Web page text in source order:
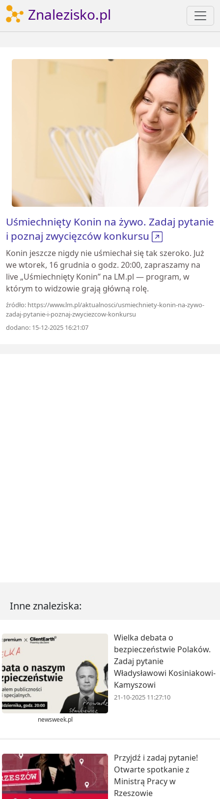
Znalezisko.pl
Uśmiechnięty Konin na żywo. Zadaj pytanie
i poznaj zwycięzców konkursu
Konin jeszcze nigdy nie uśmiechał się tak szeroko. Już
we wtorek, 16 grudnia o godz. 20:00, zapraszamy na
live „Uśmiechnięty Konin” na LM.pl — program, w
którym to widzowie grają główną rolę.
źródło: https://www.lm.pl/aktualnosci/usmiechniety-konin-na-zywo-
zadaj-pytanie-i-poznaj-zwyciezcow-konkursu
dodano: 15-12-2025 16:21:07
Inne znaleziska:
newsweek.pl
Wielka debata o
bezpieczeństwie Polaków.
Zadaj pytanie
Władysławowi Kosiniakowi-
Kamyszowi
21-10-2025 11:27:10
Przyjdź i zadaj pytanie!
Otwarte spotkanie z
Ministrą Pracy w
Rzeszowie